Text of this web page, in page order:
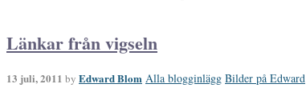
Länkar från vigseln
13 juli, 2011 by Edward Blom Alla blogginlägg Bilder på Edward